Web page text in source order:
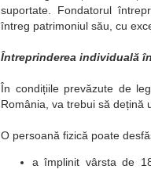
suportate. Fondatorul
întreg patrimoniul său, cu
Întreprinderea individuală
În condițiile prevăzute de
România, va trebui să dețină
O persoană fizică poate
a împlinit vârsta de